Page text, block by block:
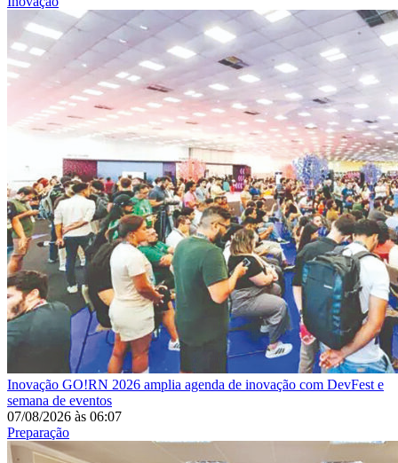
Inovação GO!RN 2026 amplia agenda de inovação com DevFest e
semana de eventos
07/08/2026 às 06:07
Preparação